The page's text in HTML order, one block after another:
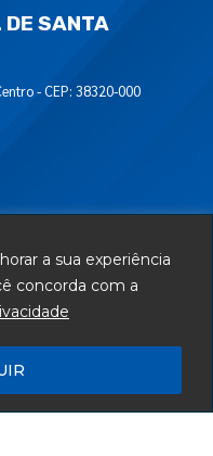
a sua experiência
concorda com a
SANTA
- CEP: 38320-000